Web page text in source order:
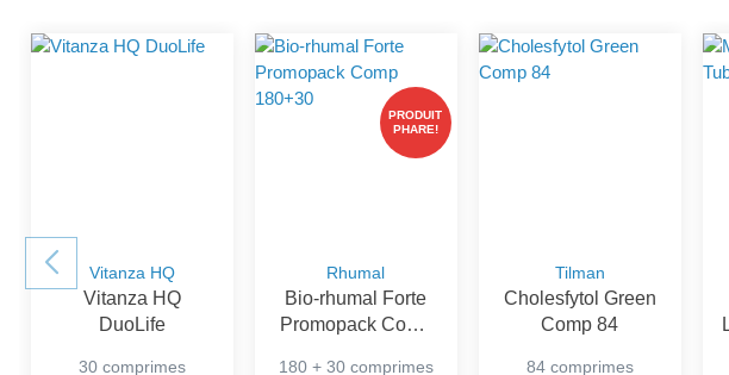
Vitanza HQ
Vitanza HQ
DuoLife
30 comprimes
PRODUIT
PHARE!
Rhumal
Bio-rhumal Forte
Promopack Comp
180 + 30 comprimes
Tilman
Cholesfytol Green
Comp 84
84 comprimes